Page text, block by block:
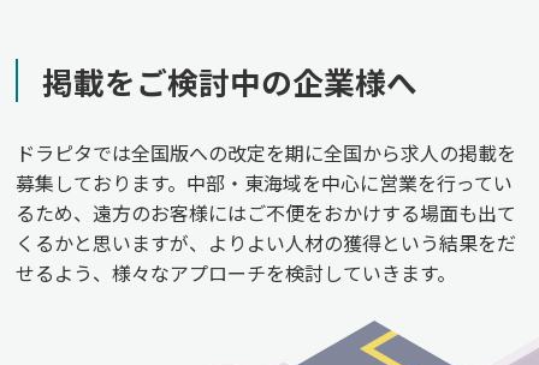
掲載をご検討中の企業様へ
ドラピタでは全国版への改定を期に全国から求人の掲載を
募集しております。中部・東海域を中心に営業を行ってい
るため、遠方のお客様にはご不便をおかけする場面も出て
くるかと思いますが、よりよい人材の獲得という結果をだ
せるよう、様々なアプローチを検討していきます。